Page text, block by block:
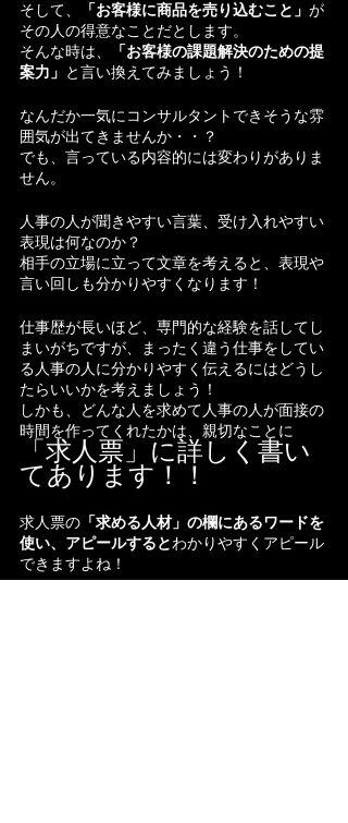
そして、 「お客様に商品を売り込むこと」 が
その人の得意なことだとします。
そんな時は、
「お客様の課題解決のための提
案力」 と言い換えてみましょう！
なんだか一気にコンサルタントできそうな雰
囲気が出てきませんか・・？
でも、言っている内容的には変わりがありま
せん。
人事の人が聞きやすい言葉、受け入れやすい
表現は何なのか？
相手の立場に立って文章を考えると、表現や
言い回しも分かりやすくなります！
仕事歴が長いほど、専門的な経験を話してし
まいがちですが、まったく違う仕事をしてい
る人事の人に分かりやすく伝えるにはどうし
たらいいかを考えましょう！
しかも、どんな人を求めて人事の人が面接の
時間を作ってくれたかは、親切なことに
「求人票」に詳しく書い
てあります！！
求人票の 「求める人材」の欄にあるワードを
使い、アピールするとわかりやすくアピール
できますよね！